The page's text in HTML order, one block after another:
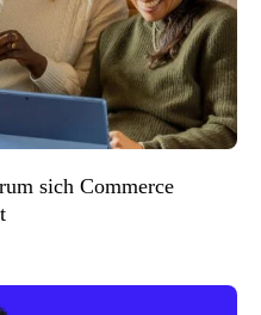
sich Commerce